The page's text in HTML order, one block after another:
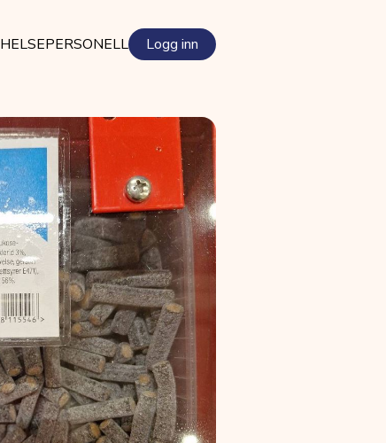
HELSEPERSONELL Logg inn